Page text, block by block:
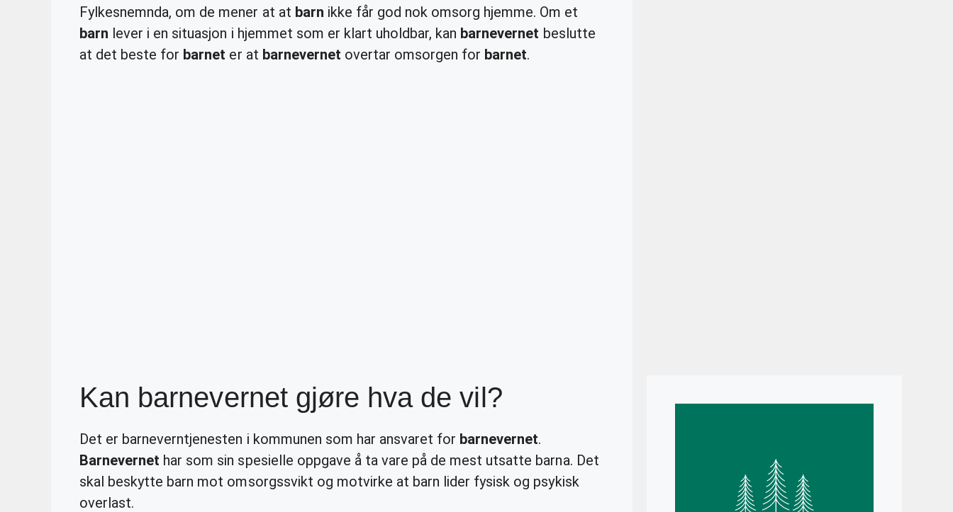
Fylkesnemnda, om de mener at at barn ikke får god nok omsorg hjemme. Om et
barn lever i en situasjon i hjemmet som er klart uholdbar, kan barnevernet beslutte
at det beste for barnet er at barnevernet overtar omsorgen for barnet.
Kan barnevernet gjøre hva de vil?
Det er barneverntjenesten i kommunen som har ansvaret for barnevernet.
Barnevernet har som sin spesielle oppgave å ta vare på de mest utsatte barna. Det
skal beskytte barn mot omsorgssvikt og motvirke at barn lider fysisk og psykisk
overlast.